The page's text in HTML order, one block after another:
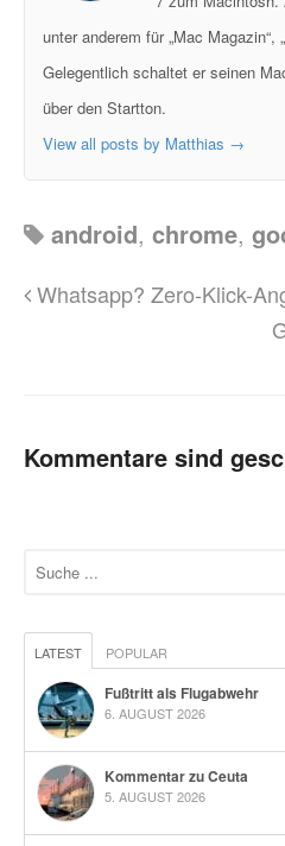
unter anderem für „Mac Magazin“,
Gelegentlich schaltet er seinen
über den Startton.
View all posts by Matthias →
android, chrome,
Whatsapp? Zero-Klick-
Kommentare sind
LATEST POPULAR
Fußtritt als Flugabwehr
6. AUGUST 2026
Kommentar zu Ceuta
5. AUGUST 2026